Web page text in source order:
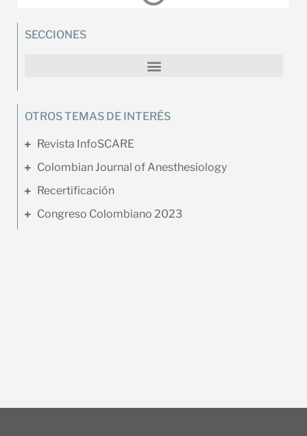
SECCIONES
OTROS TEMAS DE INTERÉS
Revista InfoSCARE
Colombian Journal of Anesthesiology
Recertificación
Congreso Colombiano 2023